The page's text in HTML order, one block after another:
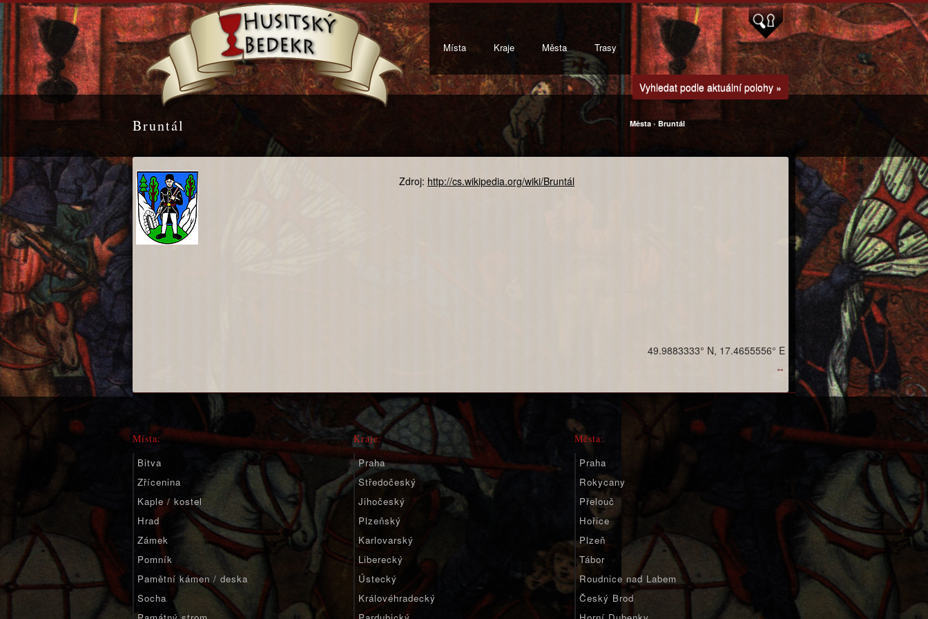
Místa Kraje Města Trasy
Vyhledat podle aktuální polohy »
Bruntál Města ›Bruntál
Zdroj: http://cs.wikipedia.org/wiki/Bruntál
↔
49.9883333° N, 17.4655556° E
Místa:
Bitva
Zřícenina
Kaple / kostel
Hrad
Zámek
Pomník
Pamětní kámen / deska
Socha
Kraje:
Praha
Středočeský
Jihočeský
Plzeňský
Karlovarský
Liberecký
Ústecký
Královéhradecký
Města:
Praha
Rokycany
Přelouč
Hořice
Plzeň
Tábor
Roudnice nad Labem
Český Brod